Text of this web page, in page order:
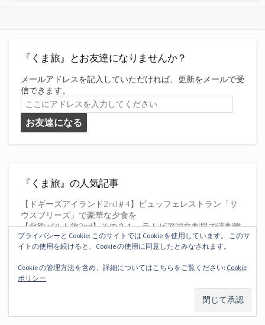
『くま旅』とお友達になりませんか？
メールアドレスを記入していただければ、更新をメールで受
信できます。
こ
こ
に
ア
を
力
し
て
く
だ
い
お友達になる
『くま旅』の人気記事
【ドギーズアイランド2nd＃4】ビュッフェレストラン「サ
ウスブリーズ」で豪華な夕食を
【北欧バルト旅2nd】その２１ ラトビア国立劇場で演劇鑑
賞 in リガ
行きたい国
ンスを取る＜A＆B Dive Shop＞
【今月のDisney旅2019】その４ コンフォートスイーツ東
プライバシーと Cookie: このサイトでは Cookie を使用しています。 このサ
イトの使用を続けると、Cookie の使用に同意したとみなされます。
Cookie の管理方法を含め、詳細についてはこちらをご覧ください: Cookie
ポリシー